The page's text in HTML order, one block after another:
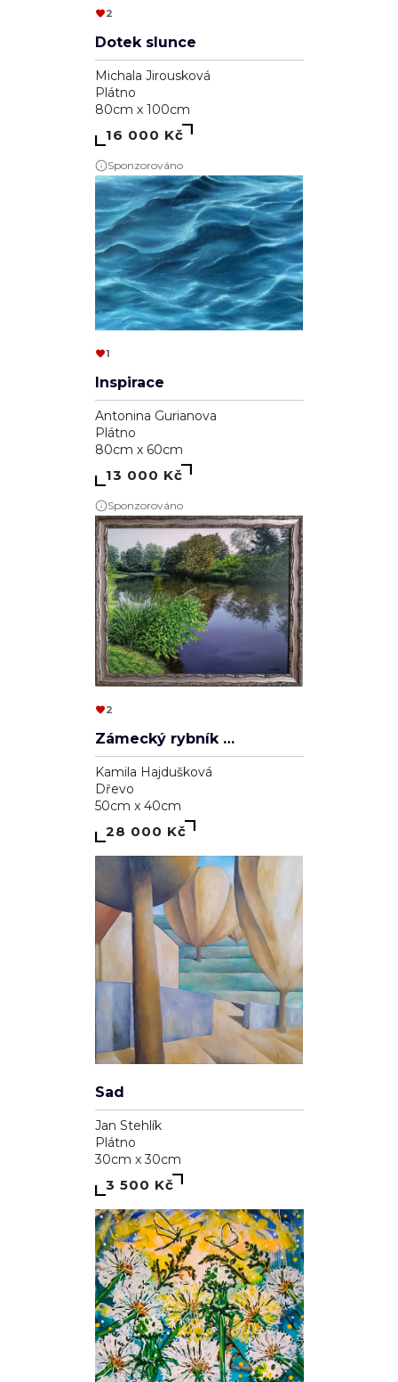
2
Dotek slunce
Michala Jirousková
Plátno
80cm x 100cm
16 000 Kč
Sponzorováno
1
Inspirace
Antonina Gurianova
Plátno
80cm x 60cm
13 000 Kč
Sponzorováno
2
Zámecký rybník v Lednici
Kamila Hajdušková
Dřevo
50cm x 40cm
28 000 Kč
Sad
Jan Stehlík
Plátno
30cm x 30cm
3 500 Kč